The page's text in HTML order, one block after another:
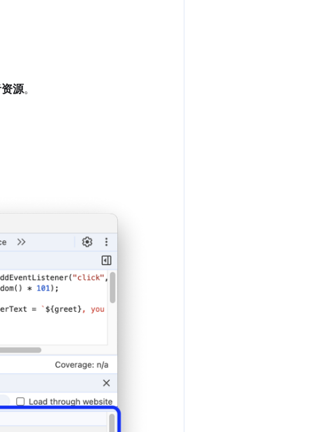
源。